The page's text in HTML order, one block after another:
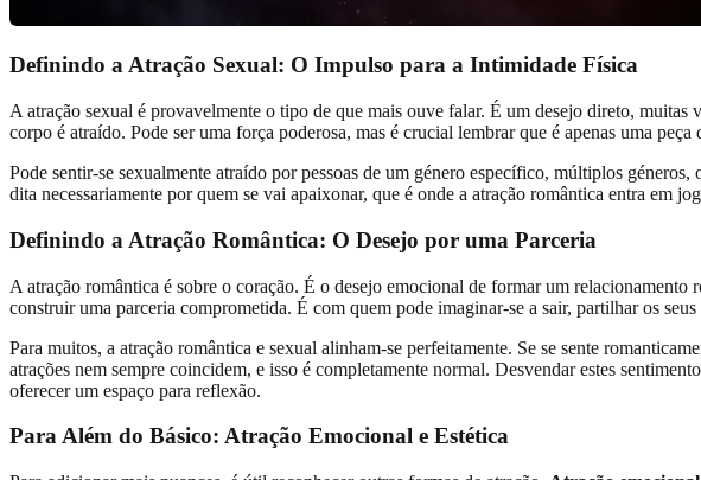
Definindo a Atração Sexual: O Impulso para a Intimidade Física
A atração sexual é provavelmente o tipo de que mais ouve falar. É um desejo direto,
corpo é atraído. Pode ser uma força poderosa, mas é crucial lembrar que é apenas uma peça
Pode sentir-se sexualmente atraído por pessoas de um género específico, múltiplos
dita necessariamente por quem se vai apaixonar, que é onde a atração romântica entra em
Definindo a Atração Romântica: O Desejo por uma Parceria
A atração romântica é sobre o coração. É o desejo emocional de formar um
construir uma parceria comprometida. É com quem pode imaginar-se a sair, partilhar os
Para muitos, a atração romântica e sexual alinham-se perfeitamente. Se se sente
atrações nem sempre coincidem, e isso é completamente normal. Desvendar estes
oferecer um espaço para reflexão.
Para Além do Básico: Atração Emocional e Estética